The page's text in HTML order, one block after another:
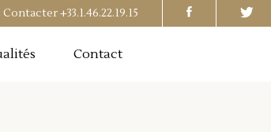
Contacter+33.1.46.22.19.15
Contact